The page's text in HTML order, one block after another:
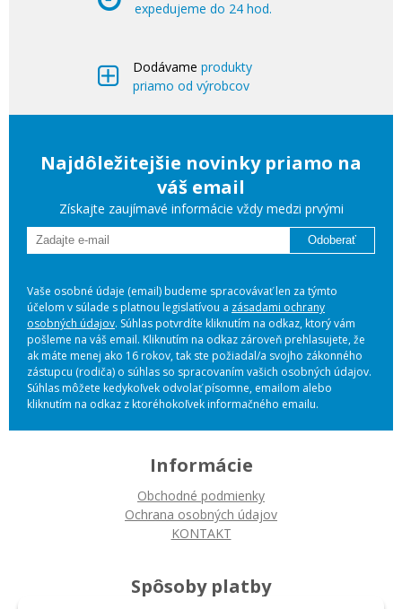
expedujeme do 24 hod.
Dodávame produkty
priamo od výrobcov
Najdôležitejšie novinky priamo na
váš email
Získajte zaujímavé informácie vždy medzi prvými
Odoberať
Vaše osobné údaje (email) budeme spracovávať len za týmto
účelom v súlade s platnou legislatívou a zásadami ochrany
osobných údajov. Súhlas potvrdíte kliknutím na odkaz, ktorý vám
pošleme na váš email. Kliknutím na odkaz zároveň prehlasujete, že
ak máte menej ako 16 rokov, tak ste požiadal/a svojho zákonného
zástupcu (rodiča) o súhlas so spracovaním vašich osobných údajov.
Súhlas môžete kedykoľvek odvolať písomne, emailom alebo
kliknutím na odkaz z ktoréhokoľvek informačného emailu.
Informácie
Obchodné podmienky
Ochrana osobných údajov
KONTAKT
Spôsoby platby